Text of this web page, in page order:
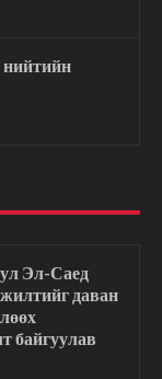
нийтийн
Эл-Саед
даван
байгуулав